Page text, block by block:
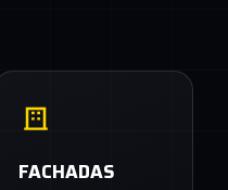
FACHADAS